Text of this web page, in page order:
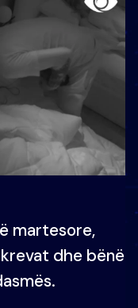
martesore,
dhe bënë